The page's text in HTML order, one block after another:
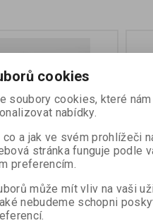
číslo:70100
cookies
soubory cookies, které
nabídky.
a jak ve svém prohlížeči
stránka funguje podle
preferencím.
může mít vliv na vaši
nebudeme schopni